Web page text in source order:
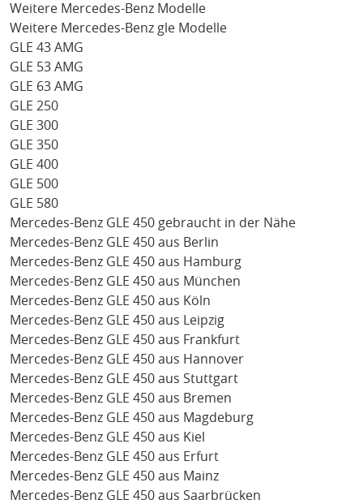
Weitere Mercedes-Benz Modelle
Weitere Mercedes-Benz gle Modelle
GLE 43 AMG
GLE 53 AMG
GLE 63 AMG
GLE 250
GLE 300
GLE 350
GLE 400
GLE 500
GLE 580
Mercedes-Benz GLE 450 gebraucht in der Nähe
Mercedes-Benz GLE 450 aus Berlin
Mercedes-Benz GLE 450 aus Hamburg
Mercedes-Benz GLE 450 aus München
Mercedes-Benz GLE 450 aus Köln
Mercedes-Benz GLE 450 aus Leipzig
Mercedes-Benz GLE 450 aus Frankfurt
Mercedes-Benz GLE 450 aus Hannover
Mercedes-Benz GLE 450 aus Stuttgart
Mercedes-Benz GLE 450 aus Bremen
Mercedes-Benz GLE 450 aus Magdeburg
Mercedes-Benz GLE 450 aus Kiel
Mercedes-Benz GLE 450 aus Erfurt
Mercedes-Benz GLE 450 aus Mainz
Mercedes-Benz GLE 450 aus Saarbrücken